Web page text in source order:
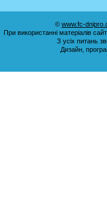
© www.fc-
При використанні матеріалів
З усіх питань
Дизайн,